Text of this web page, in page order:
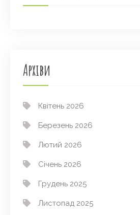
Архіви
Квітень 2026
Березень 2026
Лютий 2026
Січень 2026
Грудень 2025
Листопад 2025